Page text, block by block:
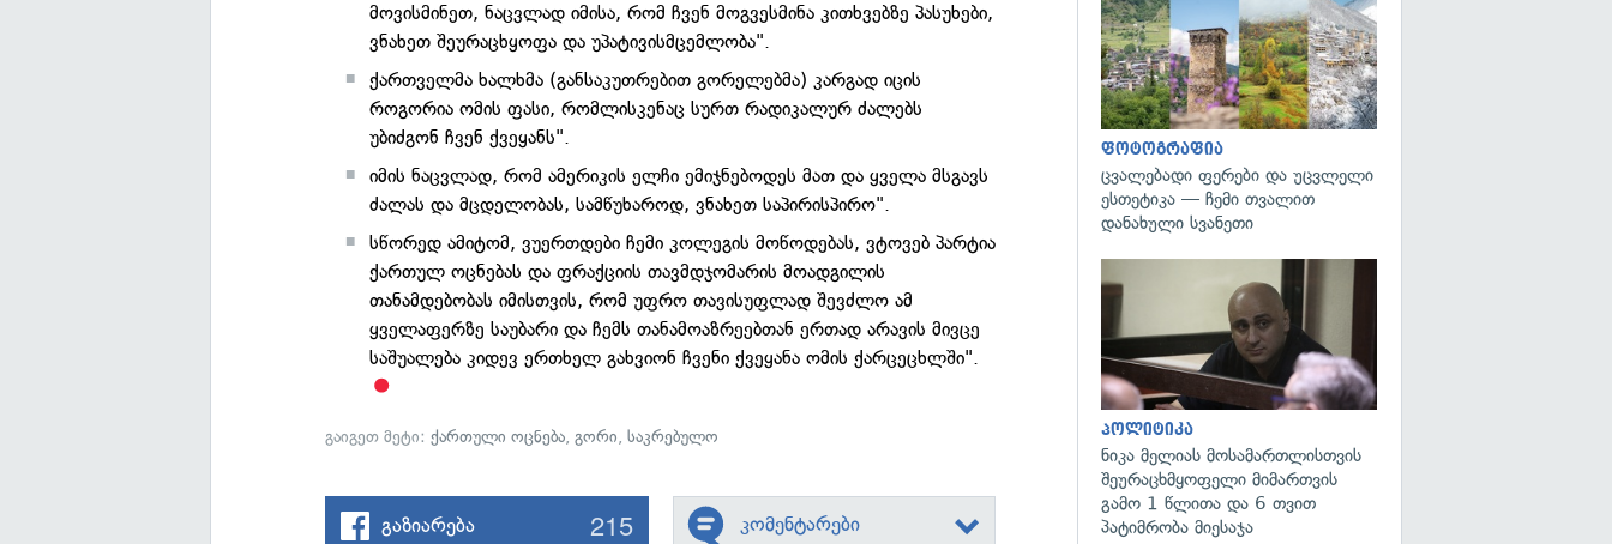
მოვისმინეთ, ნაცვლად იმისა, რომ ჩვენ მოგვესმინა კითხვებზე პასუხები,
ვნახეთ შეურაცხყოფა და უპატივისმცემლობა".
ქართველმა ხალხმა (განსაკუთრებით გორელებმა) კარგად იცის
როგორია ომის ფასი, რომლისკენაც სურთ რადიკალურ ძალებს
უბიძგონ ჩვენ ქვეყანს".
იმის ნაცვლად, რომ ამერიკის ელჩი ემიჯნებოდეს მათ და ყველა მსგავს
ძალას და მცდელობას, სამწუხაროდ, ვნახეთ საპირისპირო".
სწორედ ამიტომ, ვუერთდები ჩემი კოლეგის მოწოდებას, ვტოვებ პარტია
ქართულ ოცნებას და ფრაქციის თავმდჯომარის მოადგილის
თანამდებობას იმისთვის, რომ უფრო თავისუფლად შევძლო ამ
ყველაფერზე საუბარი და ჩემს თანამოაზრეებთან ერთად არავის მივცე
საშუალება კიდევ ერთხელ გახვიონ ჩვენი ქვეყანა ომის ქარცეცხლში".
გაიგეთ მეტი:ქართული ოცნება,გორი,საკრებულო
გაზიარება 215 კომენტარები
ფოტოგრაფია
ცვალებადი ფერები და უცვლელი
ესთეტიკა — ჩემი თვალით
დანახული სვანეთი
პოლიტიკა
ნიკა მელიას მოსამართლისთვის
შეურაცხმყოფელი მიმართვის
გამო 1 წლითა და 6 თვით
პატიმრობა მიესაჯა